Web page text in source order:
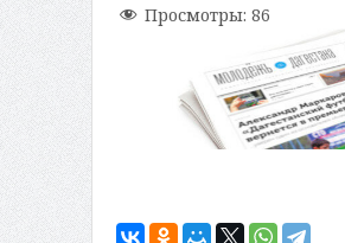
Просмотры: 86